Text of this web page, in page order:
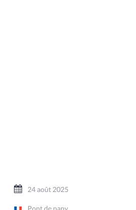
24 août 2025
Pont de pany